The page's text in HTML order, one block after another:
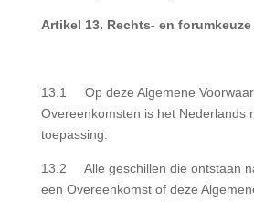
Artikel 13. Rechts- en forumkeuze
13.1 Op deze Algemene
Overeenkomsten is het Nederlands
toepassing.
13.2 Alle geschillen die ontstaan
een Overeenkomst of deze